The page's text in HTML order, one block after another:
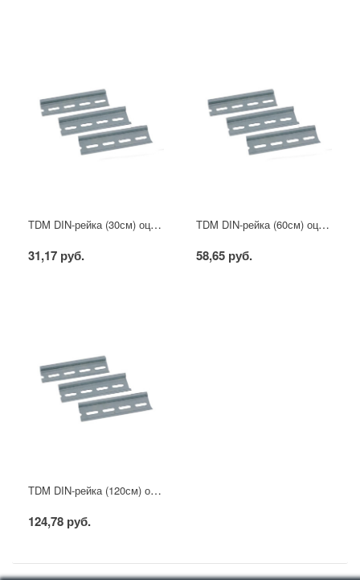
TDM DIN-рейка (30см) оцинкованная
31,17 руб.
TDM DIN-рейка (60см) оцинкованная
58,65 руб.
TDM DIN-рейка (120см) оцинкованная
124,78 руб.